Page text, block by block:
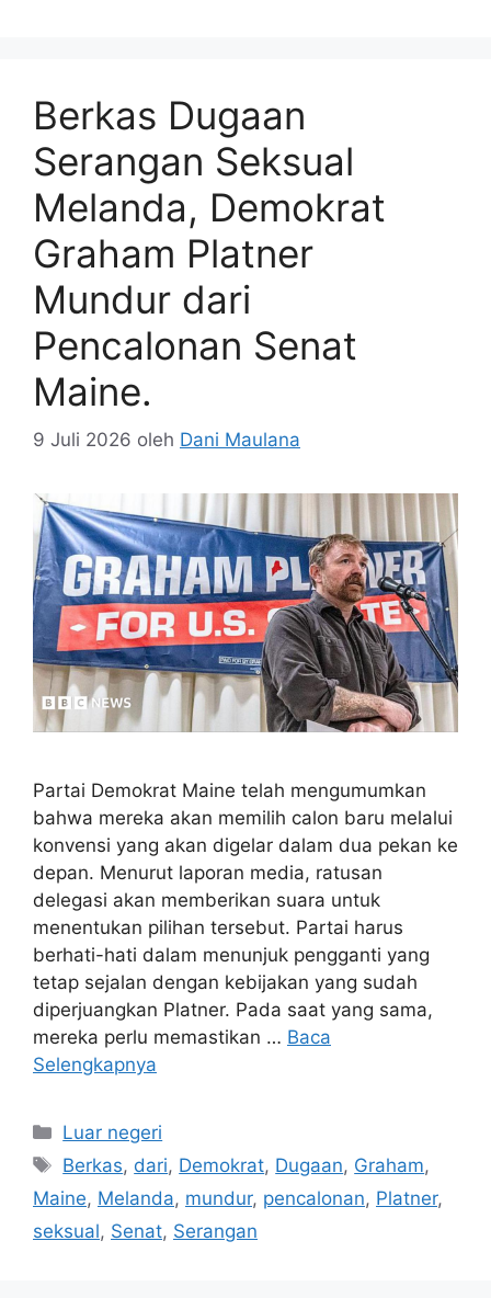
Berkas Dugaan
Serangan Seksual
Melanda, Demokrat
Graham Platner
Mundur dari
Pencalonan Senat
Maine.
9 Juli 2026 oleh Dani Maulana
Partai Demokrat Maine telah mengumumkan
bahwa mereka akan memilih calon baru melalui
konvensi yang akan digelar dalam dua pekan ke
depan. Menurut laporan media, ratusan
delegasi akan memberikan suara untuk
menentukan pilihan tersebut. Partai harus
berhati-hati dalam menunjuk pengganti yang
tetap sejalan dengan kebijakan yang sudah
diperjuangkan Platner. Pada saat yang sama,
mereka perlu memastikan … Baca
Selengkapnya
Kategori
Luar negeri
Tag
Berkas, dari, Demokrat, Dugaan, Graham,
Maine, Melanda, mundur, pencalonan, Platner,
seksual, Senat, Serangan